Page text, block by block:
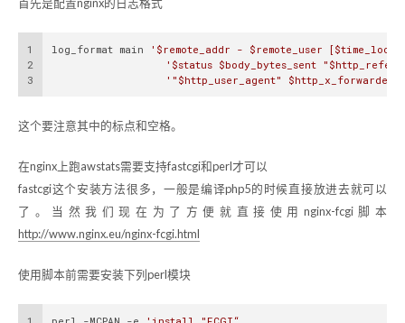
1
2
3
log_format main
'$remote_addr - $remote_user
'$status $body_bytes_sent
'"$http_user_agent"
这个要注意其中的标点和空格。
在nginx上跑awstats需要支持fastcgi和perl才可以
fastcgi这个安装方法很多，一般是编译php5的时候直接放进去就可以
了。当然我们现在为了方便就直接使用nginx-fcgi脚本
http://www.nginx.eu/nginx-fcgi.html
使用脚本前需要安装下列perl模块